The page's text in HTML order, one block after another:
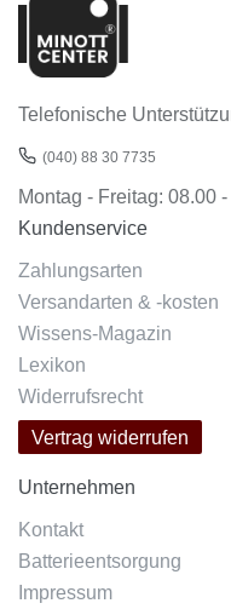
Telefonische
(040) 88 30 7735
Montag - Freitag: 08.00
Kundenservice
Zahlungsarten
Versandarten & -kosten
Wissens-Magazin
Lexikon
Widerrufsrecht
Vertrag widerrufen
Unternehmen
Kontakt
Batterieentsorgung
Impressum